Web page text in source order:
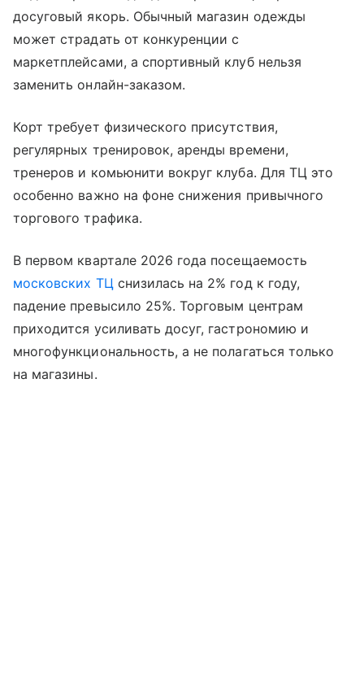
досуговый якорь. Обычный магазин одежды
может страдать от конкуренции с
маркетплейсами, а спортивный клуб нельзя
заменить онлайн-заказом.
Корт требует физического присутствия,
регулярных тренировок, аренды времени,
тренеров и комьюнити вокруг клуба. Для ТЦ это
особенно важно на фоне снижения привычного
торгового трафика.
В первом квартале 2026 года посещаемость
московских ТЦснизилась на 2% год к году,
падение превысило 25%. Торговым центрам
приходится усиливать досуг, гастрономию и
многофункциональность, а не полагаться только
на магазины.